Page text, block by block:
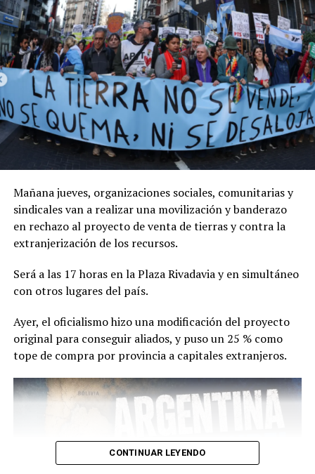
Mañana jueves, organizaciones sociales, comunitarias y
sindicales van a realizar una movilización y banderazo
en rechazo al proyecto de venta de tierras y contra la
extranjerización de los recursos.
Será a las 17 horas en laPlaza Rivadavia y en simultáneo
con otros lugares del país.
Ayer, el oficialismo hizo una modificación del proyecto
original para conseguir aliados, y puso un 25 % como
tope de compra por provincia a capitales extranjeros.
CONTINUAR LEYENDO